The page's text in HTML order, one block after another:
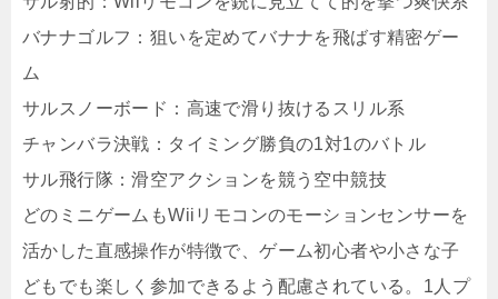
バナナゴルフ：狙いを定めてバナナを飛ばす精密ゲー
ム
サルスノーボード：高速で滑り抜けるスリル系
チャンバラ決戦：タイミング勝負の1対1のバトル
サル飛行隊：滑空アクションを競う空中競技
どのミニゲームもWiiリモコンのモーションセンサーを
活かした直感操作が特徴で、ゲーム初心者や小さな子
どもでも楽しく参加できるよう配慮されている。1人プ